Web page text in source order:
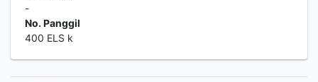
-
No. Panggil
400 ELS k